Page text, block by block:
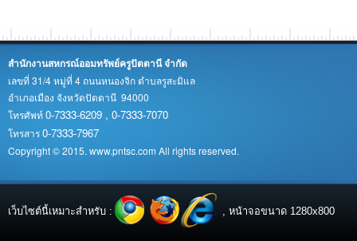
สำนักงานสหกรณ์ออมทรัพย์ครูปัตตานี จำกัด
เลขที่ 31/4 หมู่ที่ 4 ถนนหนองจิก ตำบลรูสะมิแล
อำเภอเมือง จังหวัดปัตตานี 94000
โทรศัพท์0-7333-6209 , 0-7333-7070
โทรสาร0-7333-7967
Copyright © 2015. www.pntsc.com All rights reserved.
เว็บไซต์นี้เหมาะสำหรับ : , หน้าจอขนาด 1280x800